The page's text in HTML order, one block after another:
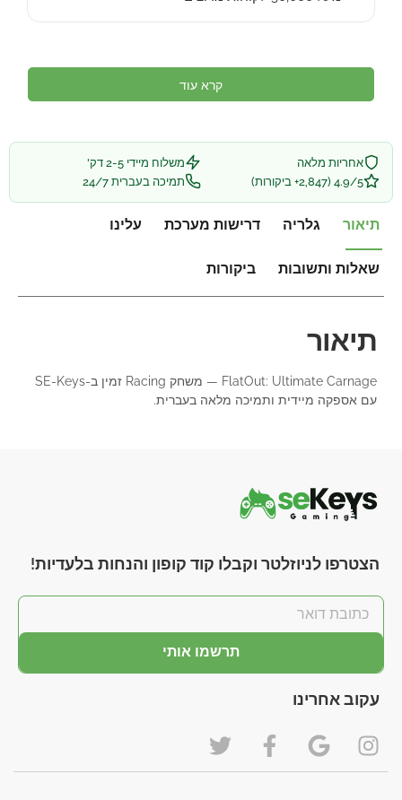
קרא עוד
אחריות מלאה
משלוח מיידי 2-5 דק'
4.9/5 (2,847+ ביקורות)
תמיכה בעברית 24/7
תיאור גלריה דרישות מערכת עלינו
שאלות ותשובות ביקורות
תיאור
FlatOut: Ultimate Carnage — משחק Racing זמין ב-SE-Keys
עם אספקה מיידית ותמיכה מלאה בעברית.
הצטרפו לניוזלטר וקבלו קוד קופון והנחות בלעדיות!
תרשמו אותי
עקוב אחרינו